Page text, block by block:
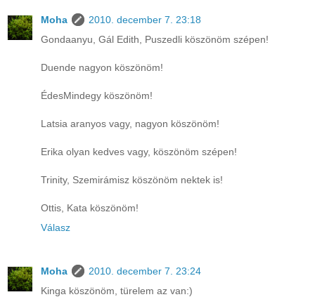
Moha
2010. december 7. 23:18
Gondaanyu, Gál Edith, Puszedli köszönöm szépen!
Duende nagyon köszönöm!
ÉdesMindegy köszönöm!
Latsia aranyos vagy, nagyon köszönöm!
Erika olyan kedves vagy, köszönöm szépen!
Trinity, Szemirámisz köszönöm nektek is!
Ottis, Kata köszönöm!
Válasz
Moha
2010. december 7. 23:24
Kinga köszönöm, türelem az van:)